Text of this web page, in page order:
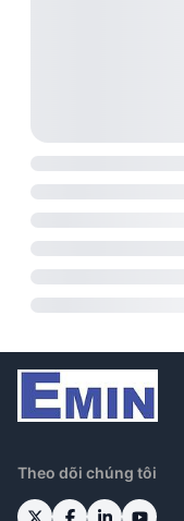
Theo dõi chúng tôi